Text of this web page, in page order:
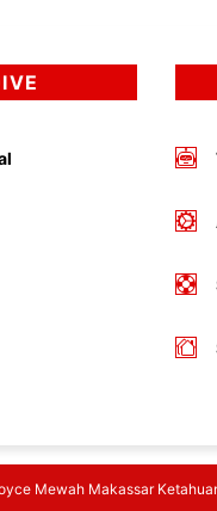
Mewah Makassar